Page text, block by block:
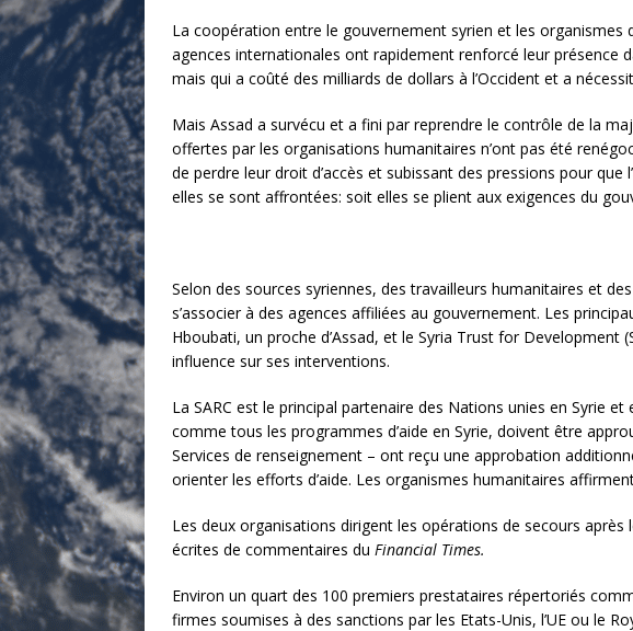
La coopération entre le gouvernement syrien et les organismes
agences internationales ont rapidement renforcé leur présence
mais qui a coûté des milliards de dollars à l’Occident et a
Mais Assad a survécu et a fini par reprendre le contrôle de la
offertes par les organisations humanitaires n’ont pas été
de perdre leur droit d’accès et subissant des pressions pour
elles se sont affrontées: soit elles se plient aux exigences du
Selon des sources syriennes, des travailleurs humanitaires et
s’associer à des agences affiliées au gouvernement. Les
Hboubati, un proche d’Assad, et le Syria Trust for Development
influence sur ses interventions.
La SARC est le principal partenaire des Nations unies en Syrie
comme tous les programmes d’aide en Syrie, doivent être
Services de renseignement – ont reçu une approbation
orienter les efforts d’aide. Les organismes humanitaires
Les deux organisations dirigent les opérations de secours
écrites de commentaires du Financial Times.
Environ un quart des 100 premiers prestataires répertoriés
firmes soumises à des sanctions par les Etats-Unis, l’UE ou le